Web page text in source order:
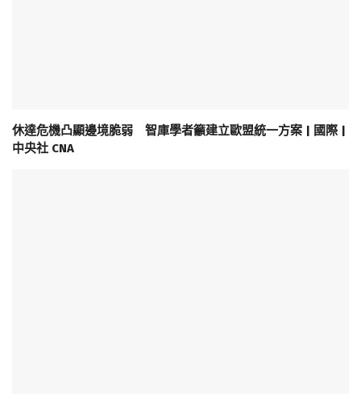
休達危機凸顯邊境脆弱 智庫學者籲建立歐盟統一方案 | 國際 |
中央社 CNA